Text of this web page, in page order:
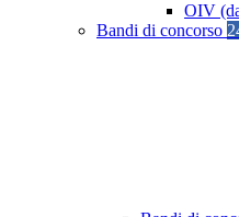
OIV
Bandi di concorso